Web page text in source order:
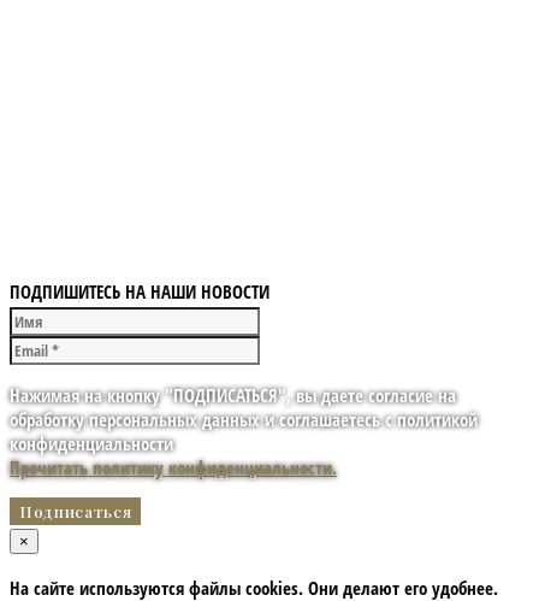
ПОДПИШИТЕСЬ НА НАШИ НОВОСТИ
Нажимая на кнопку "ПОДПИСАТЬСЯ", вы даете согласие на
обработку персональных данных и соглашаетесь с политикой
конфиденциальности
Прочитать политику конфиденциальности.
×
На сайте используются файлы cookies. Они делают его удобнее.